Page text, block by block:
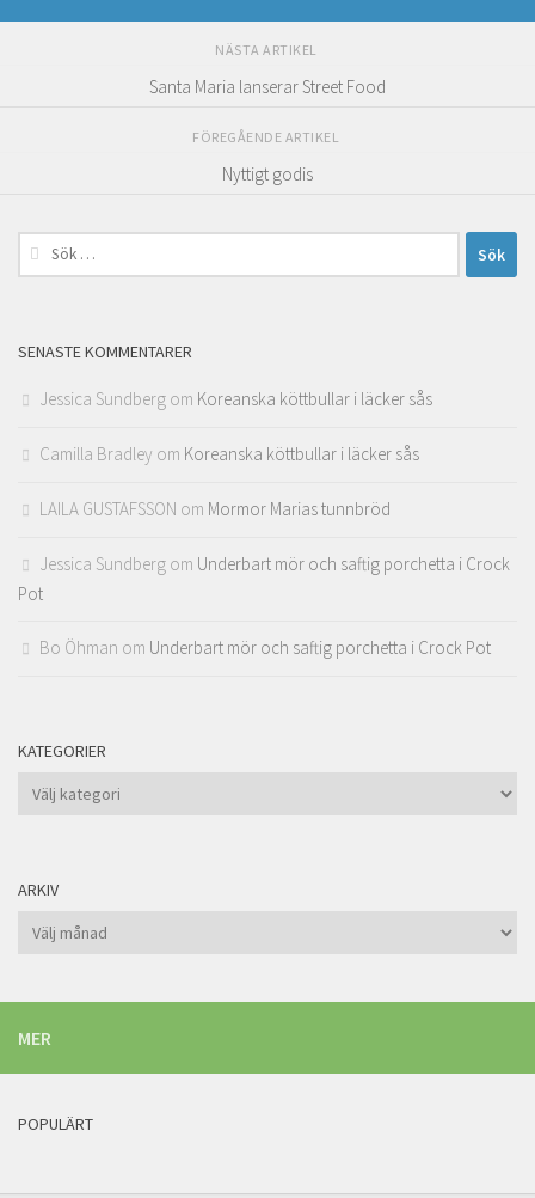
NÄSTA ARTIKEL
Santa Maria lanserar Street Food
FÖREGÅENDE ARTIKEL
Nyttigt godis
Sök
efter:
SENASTE KOMMENTARER
Jessica Sundberg om Koreanska köttbullar i läcker sås
Camilla Bradley om Koreanska köttbullar i läcker sås
LAILA GUSTAFSSON om Mormor Marias tunnbröd
Jessica Sundberg om Underbart mör och saftig porchetta i Crock
Pot
Bo Öhman om Underbart mör och saftig porchetta i Crock Pot
KATEGORIER
Kategorier
ARKIV
Arkiv
MER
POPULÄRT